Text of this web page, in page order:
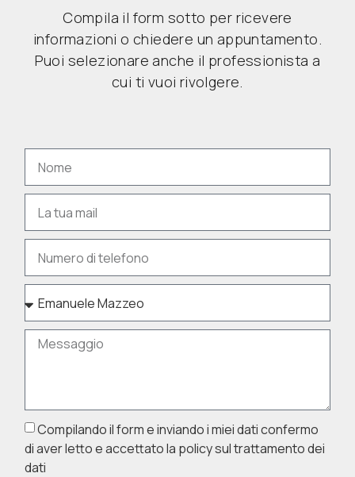
Compila il form sotto per ricevere
informazioni o chiedere un appuntamento.
Puoi selezionare anche il professionista a
cui ti vuoi rivolgere.
Compilando il form e inviando i miei dati confermo
di aver letto e accettato la policy sul trattamento dei
dati